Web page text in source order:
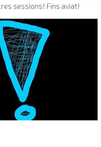
sessions! Fins aviat!